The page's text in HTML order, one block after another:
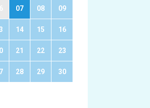
07 08 09
14 15 16
21 22 23
28 29 30